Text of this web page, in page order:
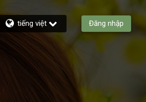
tiếng việt Đăng nhập